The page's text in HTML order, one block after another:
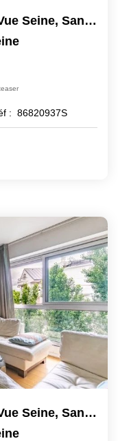
Appartement Terrasse Avec Vue Seine, Sans Vis-À-Vis
: 86820937S
Appartement Terrasse Avec Vue Seine, Sans Vis-À-Vis